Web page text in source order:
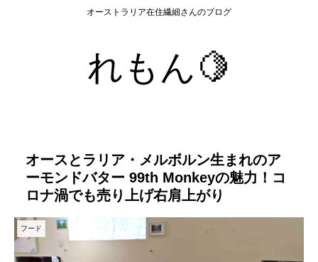
オーストラリア在住繊細さんのブログ
れもん🍋
オースとラリア・メルボルン生まれのア
ーモンドバター 99th Monkeyの魅力！コ
ロナ渦でも売り上げ右肩上がり
フード